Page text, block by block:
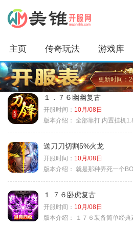
主页 传奇玩法 游戏库
更新时间：
１．７６幽幽复古
开服时间： 10月/08日
版本介绍： 全部靠打.内置挂机
送刀刀切割5%火龙
开服时间： 10月/08日
版本介绍： 就是那种弄死一个
１.７６卧虎复古
开服时间： 10月/08日
版本介绍：
１７６装备简单经